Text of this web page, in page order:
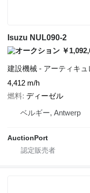
Isuzu NUL090-2
￥
建設機械 - アーティキ
4,412 m/h
燃料 ディーゼル
ベルギー, Antwerp
AuctionPort